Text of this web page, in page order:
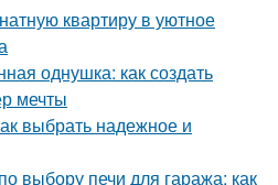
квартиру в уютное
однушка: как создать
мечты
выбрать надежное и
выбору печи для гаража: как